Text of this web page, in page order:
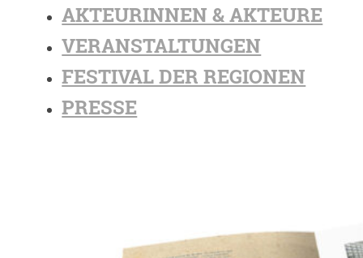
AKTEURINNEN & AKTEURE
VERANSTALTUNGEN
FESTIVAL DER REGIONEN
PRESSE